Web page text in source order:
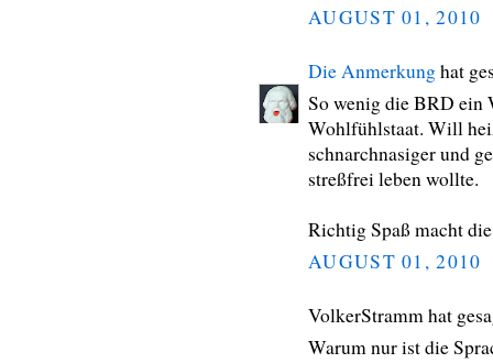
AUGUST 01, 2010
Die Anmerkunghat
So wenig die BRD ein
Wohlfühlstaat. Will
schnarchnasiger und
streßfrei leben wollte.
Richtig Spaß macht
AUGUST 01, 2010
VolkerStramm hat
Warum nur ist die